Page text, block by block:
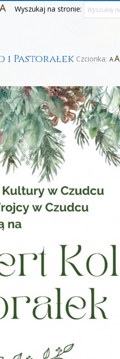
A Wyszukaj na stronie:
Czcionka: AA
i Pastorałek